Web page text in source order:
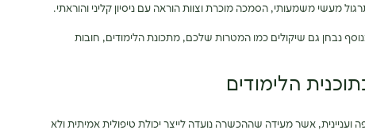
מעשי משמעותי, הסמכה מוכרת וצוות הוראה עם ניסיון קליני והוראתי.
נבחן גם שיקולים כמו המטרות שלכם, מתכונת הלימודים, חובות
הלימודים
ועניינית, אשר מעידה שההכשרה נועדה לייצר יכולת טיפולית אמיתית ולא